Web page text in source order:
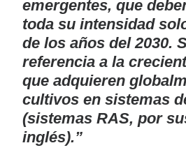
emergentes, que
toda su intensidad
de los años del 2030.
referencia a la
que adquieren
cultivos en sistemas
(sistemas RAS, por
inglés).”